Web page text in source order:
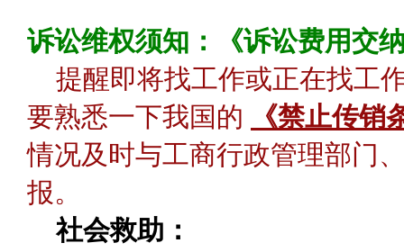
诉讼维权须知：《诉讼费用交
提醒即将找工作或正在找工
要熟悉一下我国的
《禁止传销
情况及时与工商行政管理部门
报。
社会救助：